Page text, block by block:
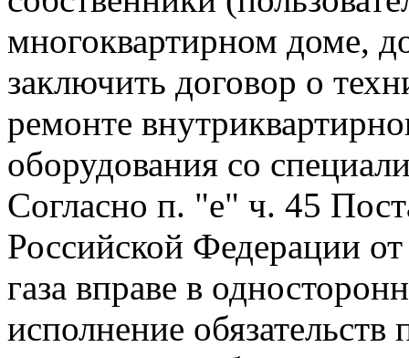
многоквартирном доме,
заключить договор о
ремонте
оборудования со
Согласно п. "е" ч. 45
Российской Федерации
газа вправе в
исполнение обязательств